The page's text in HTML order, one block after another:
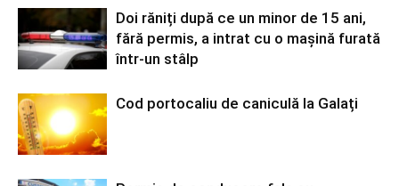
Doi răniți după ce un minor de 15 ani,
fără permis, a intrat cu o mașină furată
într-un stâlp
Cod portocaliu de caniculă la Galați